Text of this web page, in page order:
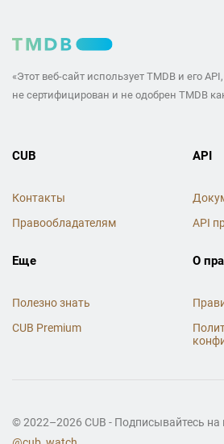
«Этот веб-сайт использует TMDB и его
не сертифицирован и не одобрен TMDB
CUB
Контакты
Правообладателям
API
API
Еще
Полезно знать
CUB Premium
О
© 2022–2026 CUB - Подписывайтесь на